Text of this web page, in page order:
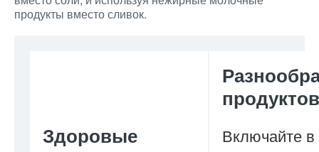
продукты вместо сливок.
Здоровые
продуктов
Включайте в